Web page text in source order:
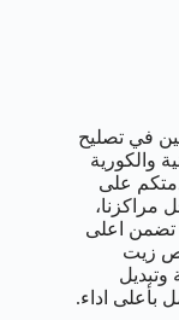
في تصليح
والكورية
على
مراكزنا،
تضمن اعلى
زيت
بأعلى اداء.